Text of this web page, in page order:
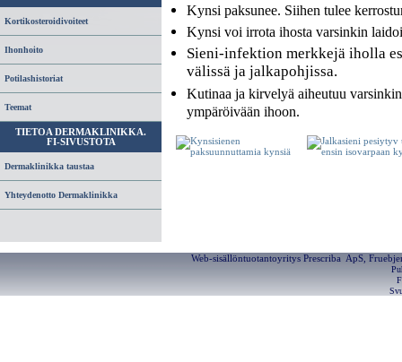
Kortikosteroidivoiteet
Ihonhoito
Potilashistoriat
Teemat
TIETOA DERMAKLINIKKA.
FI-SIVUSTOTA
Dermaklinikka taustaa
Yhteydenotto Dermaklinikka
Kynsi paksunee. Siihen tulee
Kynsi voi irrota ihosta varsinkin
Sieni-infektion merkkejä iholla
välissä ja jalkapohjissa.
Kutinaa ja kirvelyä aiheutuu
ympäröivään ihoon.
Web-sisällöntuotantoyritys Prescriba ApS,